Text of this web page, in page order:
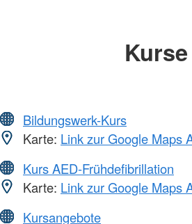
Kurse
Bildungswerk-Kurs
Karte: Link zur Google Maps
Kurs AED-Frühdefibrillation
Karte: Link zur Google Maps
Kursangebote